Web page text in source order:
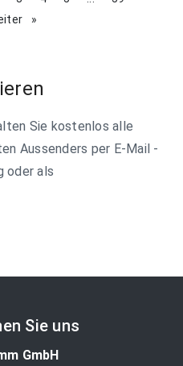
page
Sie kostenlos alle
Aussenders per E-Mail -
oder als
Sie uns
GmbH